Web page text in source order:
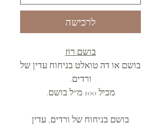
לרכישה
בושם רוז
בושם או דה טואלט בניחוח עדין של
ורדים.
מכיל 100 מ״ל בושם.
בושם בניחוח של ורדים, עדין